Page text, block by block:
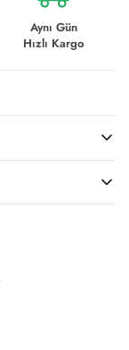
Aynı Gün
Hızlı Kargo